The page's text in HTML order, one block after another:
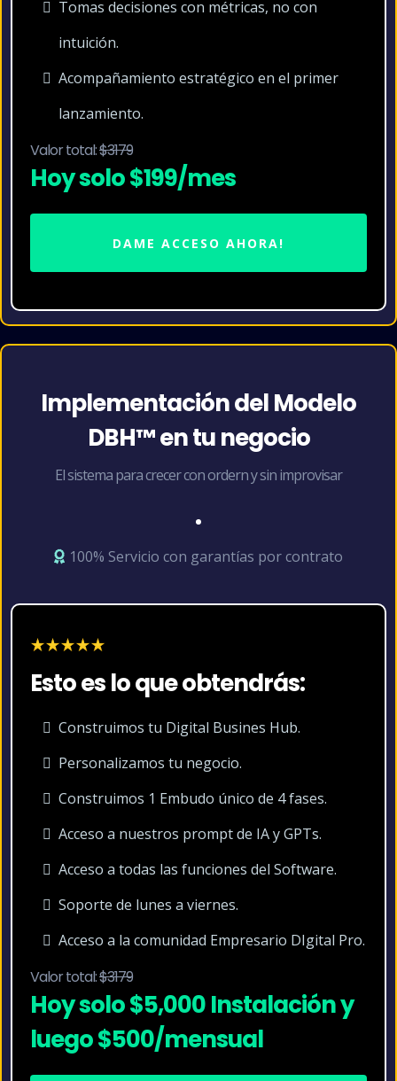
Tomas decisiones con métricas, no con
intuición.
Acompañamiento estratégico en el primer
lanzamiento.
Valor total:$3179
Hoy solo $199/mes
DAME ACCESO AHORA!
Implementación del Modelo
DBH™ en tu negocio
El sistema para crecer con ordern y sin improvisar
100% Servicio con garantías por contrato
Esto es lo que obtendrás:
Construimos tu Digital Busines Hub.
Personalizamos tu negocio.
Construimos 1 Embudo único de 4 fases.
Acceso a nuestros prompt de IA y GPTs.
Acceso a todas las funciones del Software.
Soporte de lunes a viernes.
Acceso a la comunidad Empresario DIgital Pro.
Valor total:$3179
Hoy solo $5,000 Instalación y
luego $500/mensual